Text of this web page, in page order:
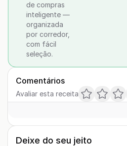
de compras
inteligente —
organizada
por corredor,
com fácil
seleção.
Comentários
Avaliar esta receita
Deixe do seu jeito